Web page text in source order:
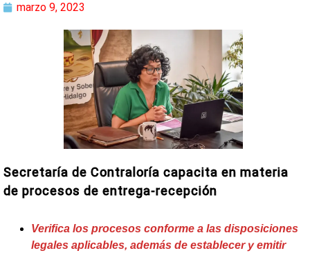
marzo 9, 2023
Secretaría de Contraloría capacita en materia
de procesos de entrega-recepción
Verifica los procesos conforme a las disposiciones
legales aplicables, además de establecer y emitir